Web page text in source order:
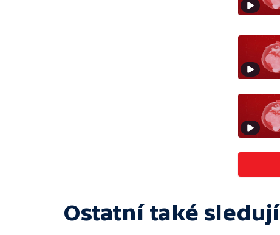
Ostatní také sledují